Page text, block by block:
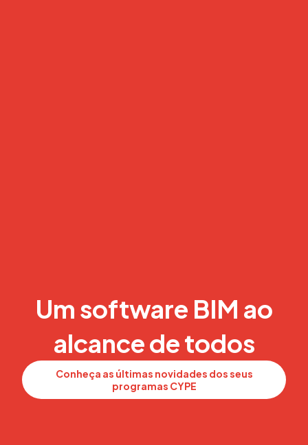
Um software BIM ao
alcance de todos
Conheça as últimas novidades dos seus
programas CYPE